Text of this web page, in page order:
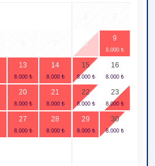
8
9
13 14 15 16
20 21 22 23
27 28 29 30